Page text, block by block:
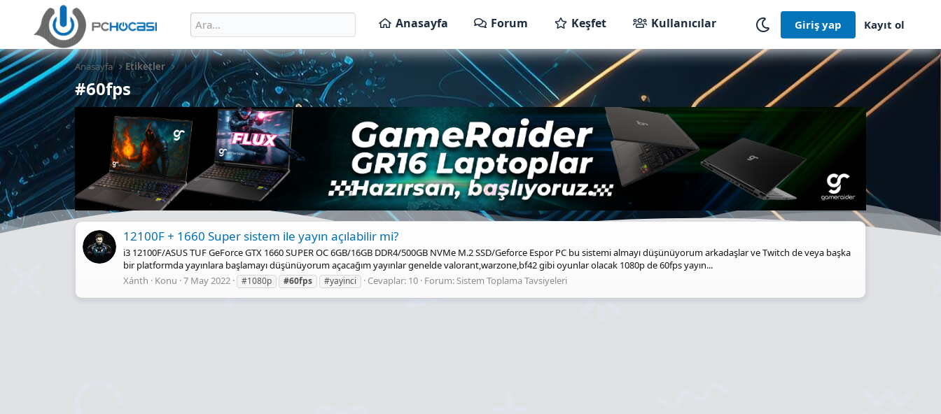
Anasayfa Forum Keşfet Kullanıcılar Giriş yap Kayıt ol
Anasayfa Etiketler
#60fps
12100F + 1660 Super sistem ile yayın açılabilir mi?
i3 12100F/ASUS TUF GeForce GTX 1660 SUPER OC 6GB/16GB DDR4/500GB NVMe M.2 SSD/Geforce Espor PC bu sistemi almayı düşünüyorum arkadaşlar ve Twitch de veya başka
bir platformda yayınlara başlamayı düşünüyorum açacağım yayınlar genelde valorant,warzone,bf42 gibi oyunlar olacak 1080p de 60fps yayın...
Xánth
Konu 7 May 2022 #1080p #60fps #yayinci Cevaplar: 10 Forum: Sistem Toplama Tavsiyeleri